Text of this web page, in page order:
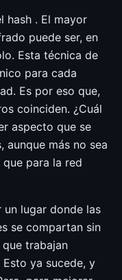
hash . El mayor
puede ser, en
Esta técnica de
para cada
Es por eso que,
coinciden. ¿Cuál
aspecto que se
aunque más no sea
para la red
un lugar donde las
se compartan sin
trabajan
ya sucede, y